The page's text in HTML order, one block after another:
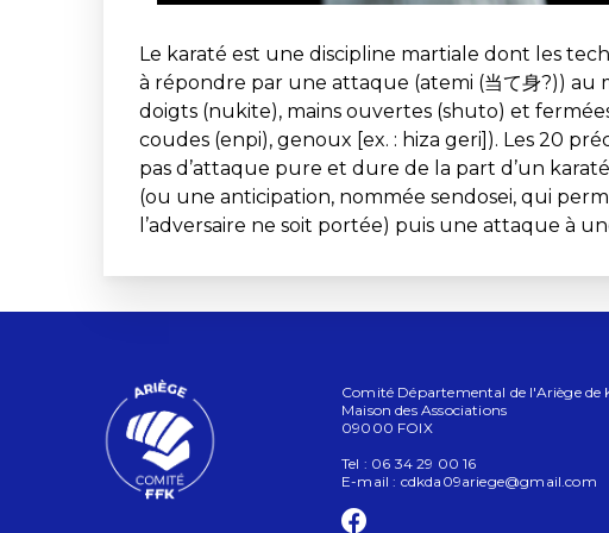
Le karaté est une discipline martiale dont les
à répondre par une attaque (atemi (当て身?)) au
doigts (nukite), mains ouvertes (shuto) et
coudes (enpi), genoux [ex. : hiza geri]). Les 20
pas d’attaque pure et dure de la part d’un
(ou une anticipation, nommée sendosei, qui
l’adversaire ne soit portée) puis une attaque à
Comité Départemental de l'Ariège de
Maison des Associations
09000 FOIX
Tel : 06 34 29 00 16
E-mail : cdkda09ariege@gmail.com